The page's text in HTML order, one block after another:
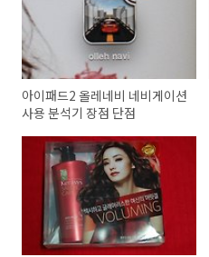
아이패드2 올레네비 네비게이션
사용 분석기 장점 단점